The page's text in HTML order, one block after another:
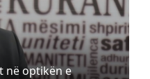
në optikën e